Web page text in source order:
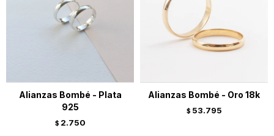
Alianzas Bombé - Plata
925
$ 2.750
Alianzas Bombé - Oro 18k
$ 53.795